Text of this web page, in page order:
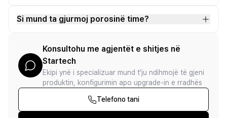
Si mund ta gjurmoj porosinë time?
Konsultohu me agjentët e shitjes në
Startech
Ekipi ynë i specializuar mund t'ju ndihmojë të gjeni
produktin, konfigurimin apo upgrade-in e rradhës
Telefono tani